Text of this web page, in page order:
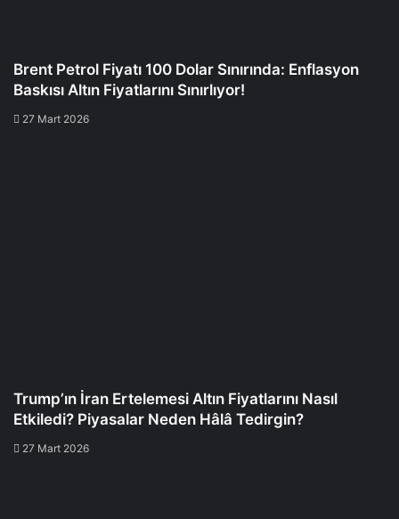
Brent Petrol Fiyatı 100 Dolar Sınırında: Enflasyon
Baskısı Altın Fiyatlarını Sınırlıyor!
27 Mart 2026
Trump’ın İran Ertelemesi Altın Fiyatlarını Nasıl
Etkiledi? Piyasalar Neden Hâlâ Tedirgin?
27 Mart 2026